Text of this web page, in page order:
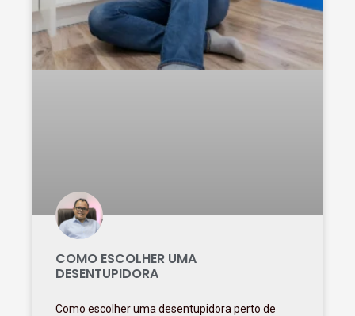
COMO ESCOLHER UMA
DESENTUPIDORA
Como escolher uma desentupidora perto de